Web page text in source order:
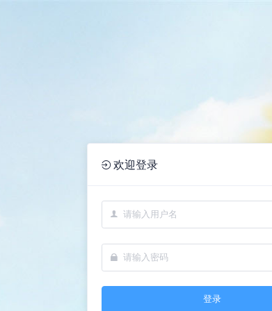
瓜藤下
欢迎登录
登录